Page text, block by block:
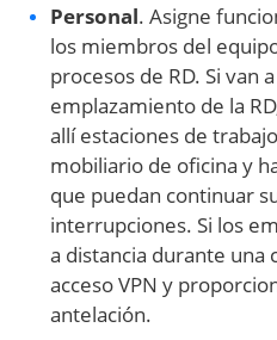
Personal. Asigne
los miembros del
procesos de RD. Si van
emplazamiento de la
allí estaciones de
mobiliario de oficina y
que puedan continuar
interrupciones. Si los
a distancia durante una
acceso VPN y
antelación.